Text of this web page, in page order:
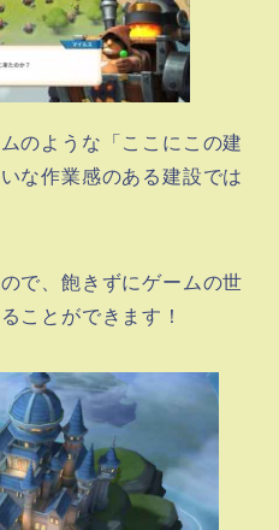
のような「ここにこの建
な作業感のある建設では
ので、飽きずにゲームの世
ことができます！